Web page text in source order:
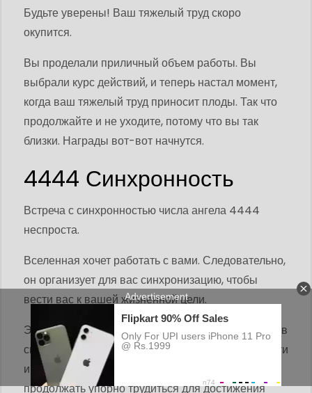
Будьте уверены! Ваш тяжелый труд скоро
окупится.
Вы проделали приличный объем работы. Вы
выбрали курс действий, и теперь настал момент,
когда ваш тяжелый труд приносит плоды. Так что
продолжайте и не уходите, потому что вы так
близки. Награды вот-вот начнутся.
4444 Синхронность
Встреча с синхронностью числа ангела 4444
неспроста.
Вселенная хочет работать с вами. Следовательно,
он организует для вас синхронизацию, чтобы
вести вас к вашей жизненной цели.
Это мое спиртовое число 3333
, видеть это число в
своей повседневной жизни - это знак уверенности
и воодушевления со стороны Вселенной
продолжать упорно трудиться для достижения